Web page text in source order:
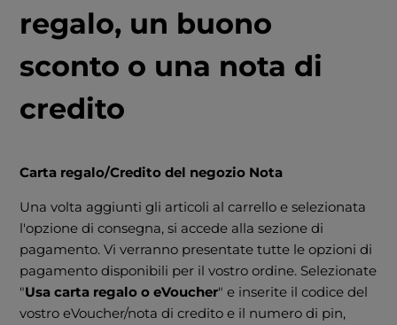
regalo, un buono
sconto o una nota di
credito
Carta regalo/Credito del negozio Nota
Una volta aggiunti gli articoli al carrello e selezionata
l'opzione di consegna, si accede alla sezione di
pagamento. Vi verranno presentate tutte le opzioni di
pagamento disponibili per il vostro ordine. Selezionate
"Usa carta regalo o eVoucher" e inserite il codice del
vostro eVoucher/nota di credito e il numero di pin,